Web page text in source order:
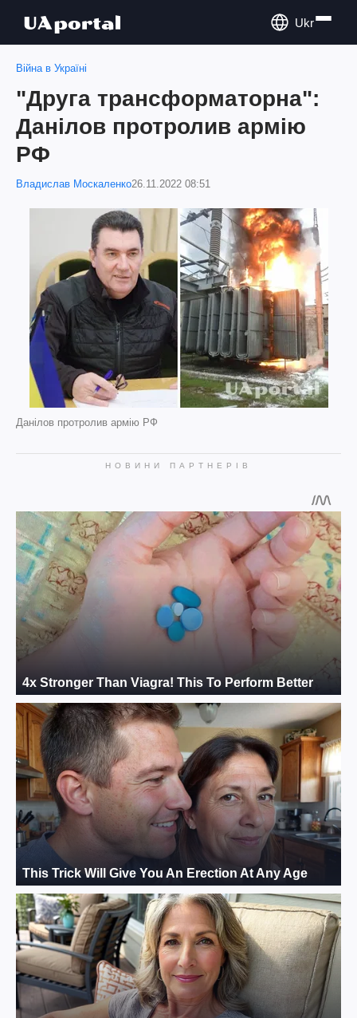
Ukr
Війна в Україні
"Друга трансформаторна":
Данілов протролив армію
РФ
Владислав Москаленко26.11.2022 08:51
Данілов протролив армію РФ